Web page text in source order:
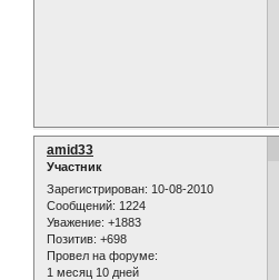
amid33
Участник
Зарегистрирован: 10-08-2010
Сообщений: 1224
Уважение: +1883
Позитив: +698
Провел на форуме:
1 месяц 10 дней